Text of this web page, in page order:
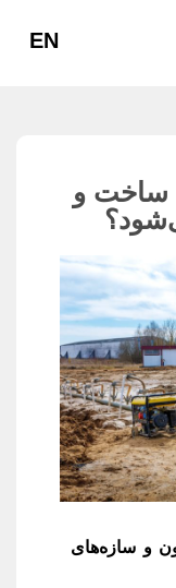
EN
ساخت و
و سازه‌های